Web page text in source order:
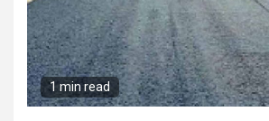
1 min read